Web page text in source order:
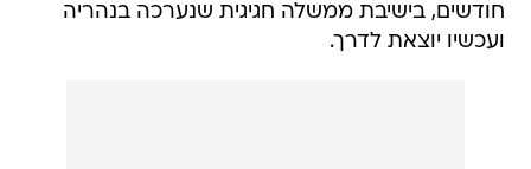
חודשים, בישיבת ממשלה חגיגית שנערכה בנהריה
ועכשיו יוצאת לדרך.